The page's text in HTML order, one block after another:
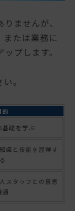
ませんが、
または業務に
プします。
。
的
基礎を学ぶ
識と技能を習得す
る
スタッフとの意思
通